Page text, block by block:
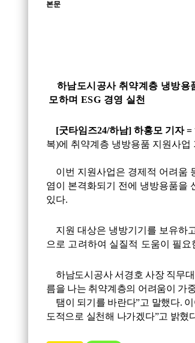
본문
하남도시공사 취약계층 냉방용
모하며ESG 경영 실천
[굿타임즈24/하남] 하홍모 기자=
복)에 취약계층 냉방용품 지원사업
이번 지원사업은 경제적 어려
염이 본격화되기 전에 냉방용품을
있다.
지원 대상은 냉방기기를 보유하
으로 고려하여 실질적 도움이 필
하남도시공사 서경호 사장 직무
름을 나는 취약계층의 어려움이 가
탬이 되기를 바란다”고 말했다.
도적으로 실천해 나가겠다”고 밝혔